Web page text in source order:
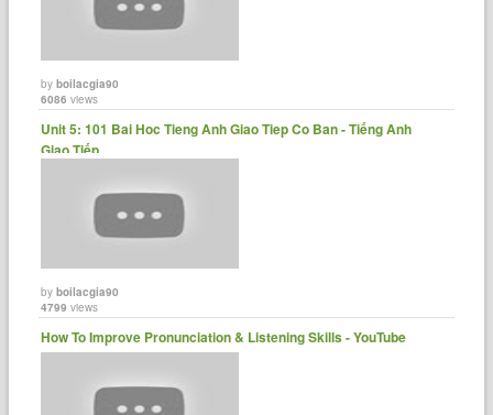
byboilacgia90
6086 views
Unit 5: 101 Bai Hoc Tieng Anh Giao Tiep Co Ban - Tiếng Anh
Giao Tiếp......
byboilacgia90
4799 views
How To Improve Pronunciation & Listening Skills - YouTube